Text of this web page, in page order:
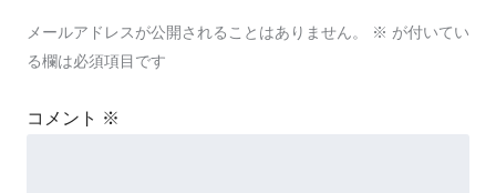
メールアドレスが公開されることはありません。 ※ が付いてい
る欄は必須項目です
コメント ※